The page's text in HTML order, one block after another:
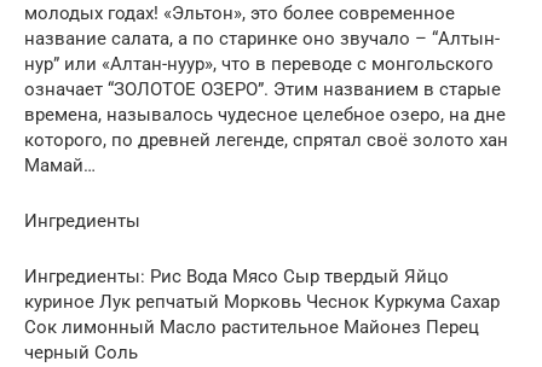
молодых годах! «Эльтон», это более современное
название салата, а по старинке оно звучало – “Алтын-
нур” или «Алтан-нуур», что в переводе с монгольского
означает “ЗОЛОТОЕ ОЗЕРО”. Этим названием в старые
времена, называлось чудесное целебное озеро, на дне
которого, по древней легенде, спрятал своё золото хан
Мамай…
Ингредиенты
Ингредиенты: Рис Вода Мясо Сыр твердый Яйцо
куриное Лук репчатый Морковь Чеснок Куркума Сахар
Сок лимонный Масло растительное Майонез Перец
черный Соль